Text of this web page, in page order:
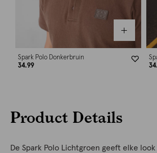
Spark Polo Donkerbruin
34.99
Product Details
De Spark Polo Lichtgroen geeft elke